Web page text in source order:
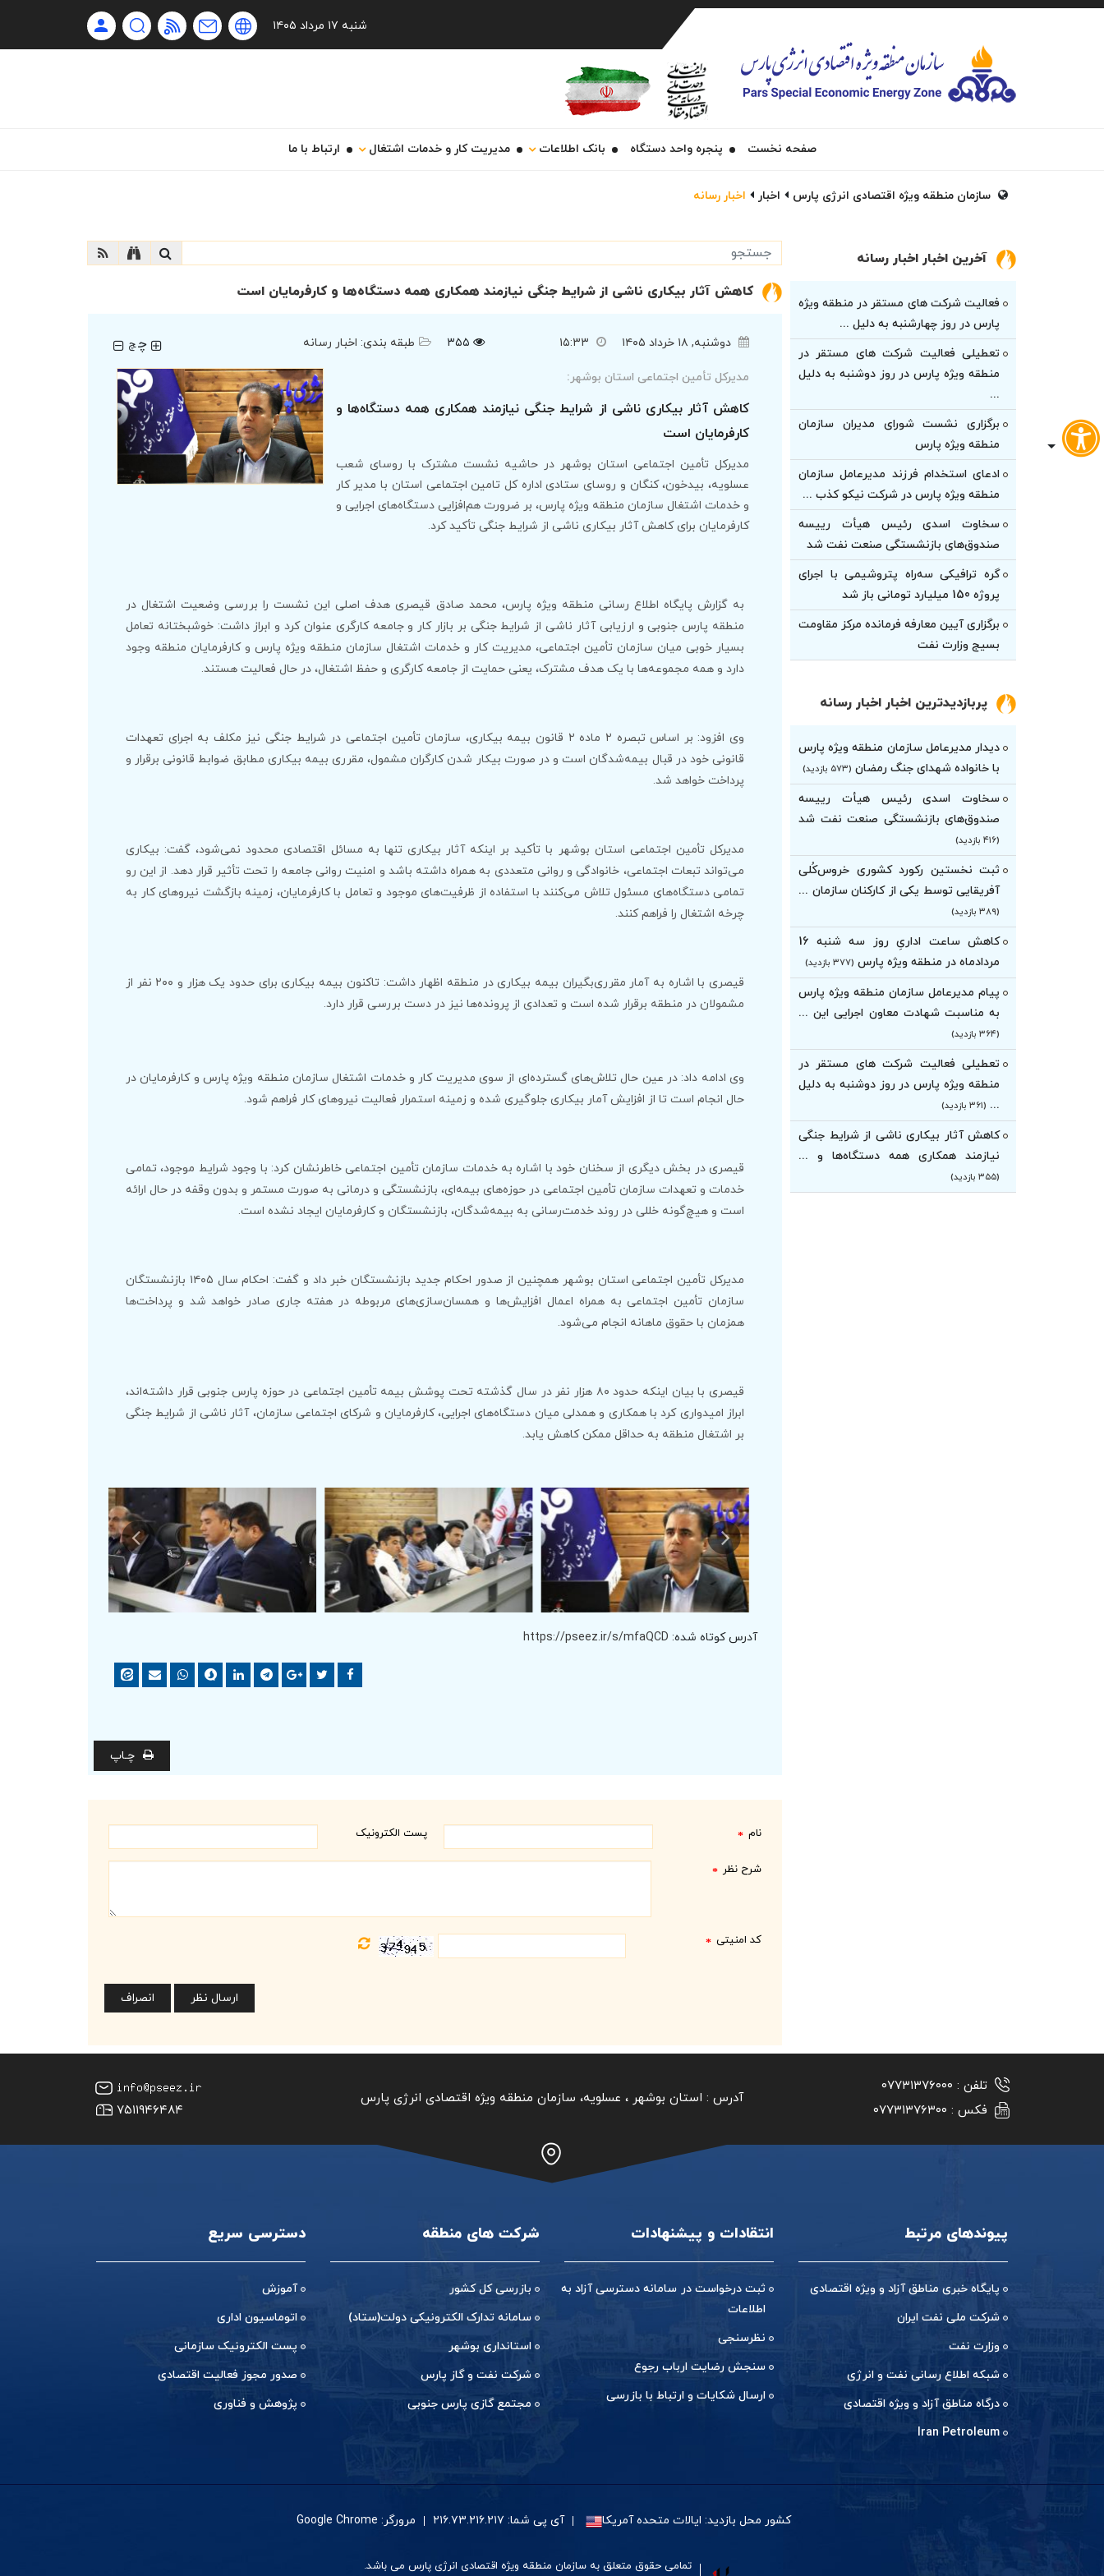
فا En Ru
شنبه ۱۷ مرداد ۱۴۰۵
صفحه نخست پنجره واحد دستگاه بانک اطلاعات مدیریت کار و خدمات اشتغال ارتباط با ما
سازمان منطقه ویژه اقتصادی انرژی پارس اخبار اخبار رسانه
کاهش آثار بیکاری ناشی از شرایط جنگی نیازمند همکاری همه دستگاه‌ها و کارفرمایان است
دوشنبه, ۱۸ خرداد ۱۴۰۵ ۱۵:۳۳ ۳۵۵ طبقه بندی: اخبار رسانه چچ
مدیرکل تأمین اجتماعی استان بوشهر:
کاهش آثار بیکاری ناشی از شرایط جنگی نیازمند همکاری همه دستگاه‌ها و
کارفرمایان است
مدیرکل تأمین اجتماعی استان بوشهر در حاشیه نشست مشترک با روسای شعب
عسلویه، بیدخون، کنگان و روسای ستادی اداره کل تامین اجتماعی استان با مدیر کار
و خدمات اشتغال سازمان منطقه ویژه پارس، بر ضرورت هم‌افزایی دستگاه‌های اجرایی و
کارفرمایان برای کاهش آثار بیکاری ناشی از شرایط جنگی تأکید کرد.
به گزارش پایگاه اطلاع رسانی منطقه ویژه پارس، محمد صادق قیصری هدف اصلی این نشست را بررسی وضعیت اشتغال در
منطقه پارس جنوبی و ارزیابی آثار ناشی از شرایط جنگی بر بازار کار و جامعه کارگری عنوان کرد و ابراز داشت: خوشبختانه تعامل
بسیار خوبی میان سازمان تأمین اجتماعی، مدیریت کار و خدمات اشتغال سازمان منطقه ویژه پارس و کارفرمایان منطقه وجود
دارد و همه مجموعه‌ها با یک هدف مشترک، یعنی حمایت از جامعه کارگری و حفظ اشتغال، در حال فعالیت هستند.
وی افزود: بر اساس تبصره ۲ ماده ۲ قانون بیمه بیکاری، سازمان تأمین اجتماعی در شرایط جنگی نیز مکلف به اجرای تعهدات
قانونی خود در قبال بیمه‌شدگان است و در صورت بیکار شدن کارگران مشمول، مقرری بیمه بیکاری مطابق ضوابط قانونی برقرار و
پرداخت خواهد شد.
مدیرکل تأمین اجتماعی استان بوشهر با تأکید بر اینکه آثار بیکاری تنها به مسائل اقتصادی محدود نمی‌شود، گفت: بیکاری
می‌تواند تبعات اجتماعی، خانوادگی و روانی متعددی به همراه داشته باشد و امنیت روانی جامعه را تحت تأثیر قرار دهد. از این رو
تمامی دستگاه‌های مسئول تلاش می‌کنند با استفاده از ظرفیت‌های موجود و تعامل با کارفرمایان، زمینه بازگشت نیروهای کار به
چرخه اشتغال را فراهم کنند.
قیصری با اشاره به آمار مقرری‌بگیران بیمه بیکاری در منطقه اظهار داشت: تاکنون بیمه بیکاری برای حدود یک هزار و ۲۰۰ نفر از
مشمولان در منطقه برقرار شده‌ است و تعدادی از پرونده‌ها نیز در دست بررسی قرار دارد.
وی ادامه داد: در عین حال تلاش‌های گسترده‌ای از سوی مدیریت کار و خدمات اشتغال سازمان منطقه ویژه پارس و کارفرمایان در
حال انجام است تا از افزایش آمار بیکاری جلوگیری شده و زمینه استمرار فعالیت نیروهای کار فراهم شود.
قیصری در بخش دیگری از سخنان خود با اشاره به خدمات سازمان تأمین اجتماعی خاطرنشان کرد: با وجود شرایط موجود، تمامی
خدمات و تعهدات سازمان تأمین اجتماعی در حوزه‌های بیمه‌ای، بازنشستگی و درمانی به صورت مستمر و بدون وقفه در حال ارائه
است و هیچ‌گونه خللی در روند خدمت‌رسانی به بیمه‌شدگان، بازنشستگان و کارفرمایان ایجاد نشده است.
مدیرکل تأمین اجتماعی استان بوشهر همچنین از صدور احکام جدید بازنشستگان خبر داد و گفت: احکام سال ۱۴۰۵ بازنشستگان
سازمان تأمین اجتماعی به همراه اعمال افزایش‌ها و همسان‌سازی‌های مربوطه در هفته جاری صادر خواهد شد و پرداخت‌ها
همزمان با حقوق ماهانه انجام می‌شود.
قیصری با بیان اینکه حدود ۸۰ هزار نفر در سال گذشته تحت پوشش بیمه تأمین اجتماعی در حوزه پارس جنوبی قرار داشته‌اند،
ابراز امیدواری کرد با همکاری و همدلی میان دستگاه‌های اجرایی، کارفرمایان و شرکای اجتماعی سازمان، آثار ناشی از شرایط جنگی
بر اشتغال منطقه به حداقل ممکن کاهش یابد.
آدرس کوتاه شده: https://pseez.ir/s/mfaQCD
چـاپ
نام * پست الکترونیک
شرح نظر *
کد امنیتی *
آخرین اخبار اخبار رسانه
فعالیت شرکت های مستقر در منطقه ویژه
پارس در روز چهارشنبه به دلیل ...
تعطیلی فعالیت شرکت های مستقر در
منطقه ویژه پارس در روز دوشنبه به دلیل
...
برگزاری نشست شورای مدیران سازمان
منطقه ویژه پارس
ادعای استخدام فرزند مدیرعامل سازمان
منطقه ویژه پارس در شرکت نیکو کذب ...
سخاوت اسدی رئیس هیأت‌ رییسه
صندوق‌های بازنشستگی صنعت نفت شد
گره ترافیکی سه‌راه پتروشیمی با اجرای
پروژه 150 میلیارد تومانی باز شد
برگزاری آیین معارفه فرمانده مرکز مقاومت
بسیج وزارت نفت
پربازدیدترین اخبار اخبار رسانه
دیدار مدیرعامل سازمان منطقه ویژه پارس
با خانواده شهدای جنگ رمضان (۵۷۳ بازدید)
سخاوت اسدی رئیس هیأت‌ رییسه
صندوق‌های بازنشستگی صنعت نفت شد
(۴۱۶ بازدید)
ثبت نخستین رکورد کشوری خروس‌کُلی
آفریقایی توسط یکی از کارکنان سازمان ...
(۳۸۹ بازدید)
کاهش ساعت اداریِ روز سه شنبه 16
مردادماه در منطقه ویژه پارس (۳۷۷ بازدید)
پیام مدیرعامل سازمان منطقه ویژه پارس
به مناسبت شهادت معاون اجرایی این ...
(۳۶۴ بازدید)
تعطیلی فعالیت شرکت های مستقر در
منطقه ویژه پارس در روز دوشنبه به دلیل
... (۳۶۱ بازدید)
کاهش آثار بیکاری ناشی از شرایط جنگی
نیازمند همکاری همه دستگاه‌ها و ...
(۳۵۵ بازدید)
تلفن : ۰۷۷۳۱۳۷۶۰۰۰
فکس : ۰۷۷۳۱۳۷۶۳۰۰
آدرس : استان بوشهر ‏، عسلویه، سازمان منطقه ویژه اقتصادی انرژی پارس
۷۵۱۱۹۴۶۴۸۴
پیوندهای مرتبط
پایگاه خبری مناطق آزاد و ویژه اقتصادی
شرکت ملی نفت ایران
وزارت نفت
شبکه اطلاع رسانی نفت و انرژی
درگاه مناطق آزاد و ویژه اقتصادی
Iran Petroleum
انتقادات و پیشنهادات
ثبت درخواست در سامانه دسترسی آزاد به
اطلاعات
نظرسنجی
سنجش رضایت ارباب رجوع
ارسال شکایات و ارتباط با بازرسی
شرکت های منطقه
بازرسی کل کشور
سامانه تدارک الکترونیکی دولت(ستاد)
استانداری بوشهر
شرکت نفت و گاز پارس
مجتمع گازی پارس جنوبی
دسترسی سریع
آموزش
اتوماسیون اداری
پست الکترونیک سازمانی
صدور مجوز فعالیت اقتصادی
پژوهش و فناوری
کشور محل بازدید: ایالات متحده آمریکا آی پی شما: ۲۱۶.۷۳.۲۱۶.۲۱۷ مرورگر: Google Chrome
تمامی حقوق متعلق به سازمان منطقه ویژه اقتصادی انرژی پارس می باشد.